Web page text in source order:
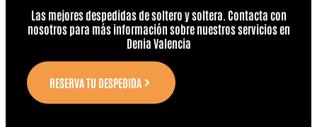
Las mejores despedidas de soltero y soltera. Contacta con
nosotros para más información sobre nuestros servicios en
Denia Valencia
RESERVA TU DESPEDIDA